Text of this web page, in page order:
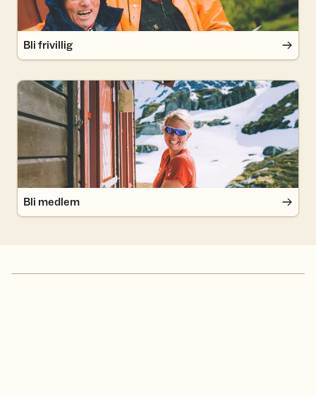
Bli frivillig
Bli medlem
Bli medlem